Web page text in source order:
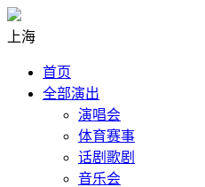
上海
首页
全部演出
演唱会
体育赛事
话剧歌剧
音乐会